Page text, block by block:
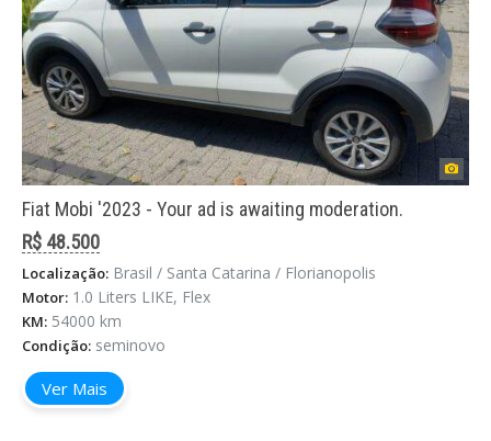
Fiat Mobi '2023 - Your ad is awaiting moderation.
R$ 48.500
Localização: Brasil / Santa Catarina / Florianopolis
Motor: 1.0 Liters LIKE, Flex
KM: 54000 km
Condição: seminovo
Ver Mais